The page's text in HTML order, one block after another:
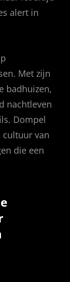
alert in
Met zijn
badhuizen,
nachtleven
Dompel
cultuur van
die een